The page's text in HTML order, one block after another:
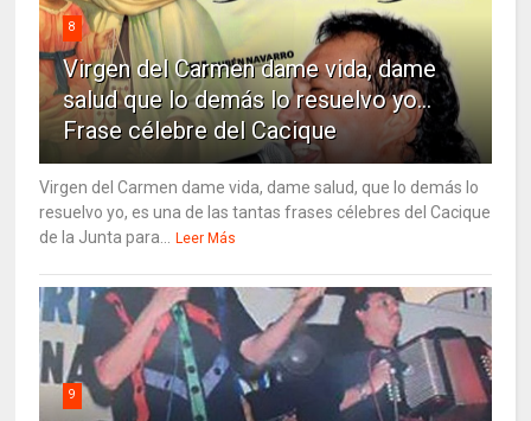
8
Virgen del Carmen dame vida, dame
salud que lo demás lo resuelvo yo…
Frase célebre del Cacique
Virgen del Carmen dame vida, dame salud, que lo demás lo
resuelvo yo, es una de las tantas frases célebres del Cacique
de la Junta para... Leer Más
9